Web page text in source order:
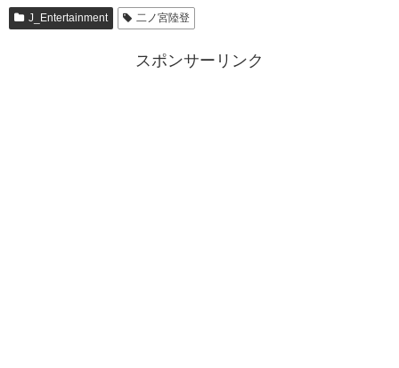
J_Entertainment 二ノ宮陸登
スポンサーリンク